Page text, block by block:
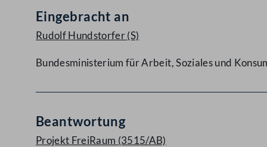
Eingebracht an
Rudolf Hundstorfer(S)
Bundesministerium für Arbeit, Soziales und
Beantwortung
Projekt FreiRaum (3515/AB)